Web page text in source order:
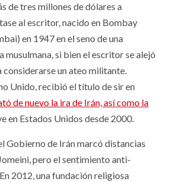
de tres millones de dólares a
al escritor, nacido en Bombay
en 1947 en el seno de una
musulmana, si bien el escritor se alejó
considerarse un ateo militante.
Unido, recibió el título de sir en
de nuevo la ira de Irán, así como la
en Estados Unidos desde 2000.
Gobierno de Irán marcó distancias
pero el sentimiento anti-
2012, una fundación religiosa